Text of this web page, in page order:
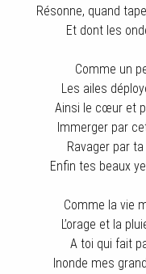
Résonne, quand
Et dont les
Comme un
Les ailes
Ainsi le cœur et
Immerger par
Ravager par
Enfin tes beaux
Comme la vie
L’orage et la
A toi qui fait
Inonde mes